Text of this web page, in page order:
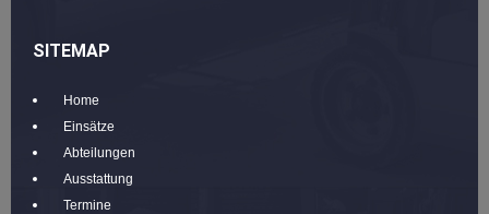
SITEMAP
Home
Einsätze
Abteilungen
Ausstattung
Termine